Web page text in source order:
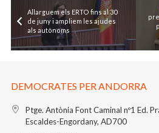
Allarguem els ERTO fins al 30
de juny i ampliem les ajudes
als autònoms
DEMOCRATES PER ANDORRA
Ptge. Antònia Font Caminal nº1 Ed.
Escaldes-Engordany, AD700